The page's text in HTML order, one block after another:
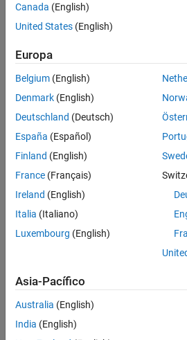
Actualmente
no
puestos
disponibles
que
se
correspondan
con
sus
criterios
de
búsqueda.
Pruebe
ampliar
su
todos
empleos.
Si aun
Canada (English)
United States (English)
Europa
Belgium (English)
Denmark (English)
Deutschland (Deutsch)
España (Español)
Finland (English)
France (Français)
Ireland (English)
Italia (Italiano)
Luxembourg (English)
Asia-Pacífico
Australia (English)
India (English)